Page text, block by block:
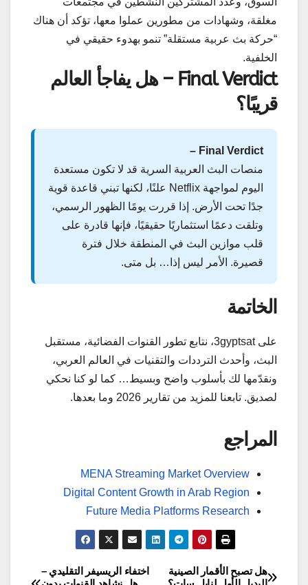
مغلقة، وشهادات من مطورين عملوا معها، تؤكد أن هناك
“حركة بث عربية مستقلة” تنمو بهدوء حقيقي في
الخلفية.
Final Verdict – هل يفاجأ العالم
قريبًا؟
Final Verdict –
منصات البث العربية السرية قد لا تكون مستعدة
اليوم لمواجهة Netflix علنًا، لكنها تبني قاعدة قوية
جدًا تحت الأرض. إذا قررت يومًا الظهور الرسمي،
وتلقت دعمًا استثماريًا حقيقيًا، فإنها قادرة على
قلب موازين البث في المنطقة خلال فترة
قصيرة. الأمر ليس إذا… بل متى.
الخاتمة
على 3gyptsat، نتابع تطور القنوات الفضائية، مستقبل
البث، وأحدث الترددات والتقنيات في العالم العربي،
ونقدّمها لك بأسلوب واضح وبسيط… كما لو كنا نحكي
لصديق. تابعنا للمزيد من تقارير 2026 وما بعدها.
المراجع
MENA Streaming Market Overview
Digital Content Growth in Arab Region
Future Media Platforms Research
تصفّح
اختفاء الريسيفر التقليدي –
هل تصبح الأقمار الصينية